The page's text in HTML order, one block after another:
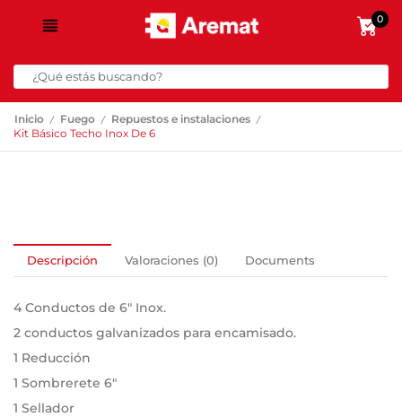
0
Inicio / Fuego / Repuestos e instalaciones /
Kit Básico Techo Inox De 6
Descripción Valoraciones (0) Documents
4 Conductos de 6″ Inox.
2 conductos galvanizados para encamisado.
1 Reducción
1 Sombrerete 6″
1 Sellador